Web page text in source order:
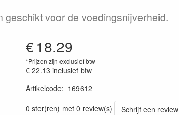
geschikt voor de voedingsnijverheid.
€18.29
*Prijzen zijn exclusief btw
€ 22.13 inclusief btw
Artikelcode: 169612
0 ster(ren) met 0 review(s)
Schrijf een review